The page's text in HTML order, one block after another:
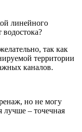
линейного
так как
территории
каналов.
но не могу
лучше – точечная